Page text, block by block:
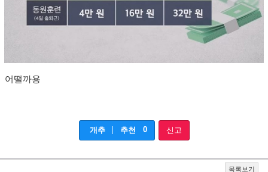
어떨까용
개추 추천 0 신고
목록보기